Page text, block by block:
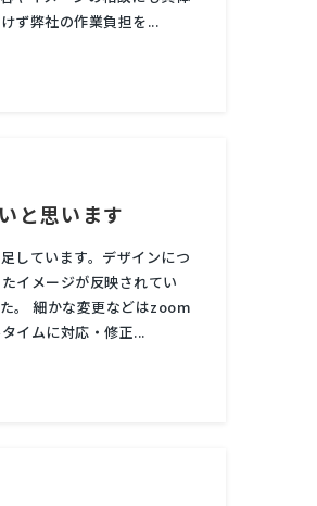
ず弊社の作業負担を...
と思います
しています。デザインにつ
イメージが反映されてい
。 細かな変更などはzoom
イムに対応・修正...